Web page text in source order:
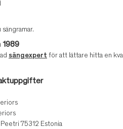
sängramar.
1989
sängexpert för att lättare hitta en
75312 Estonia